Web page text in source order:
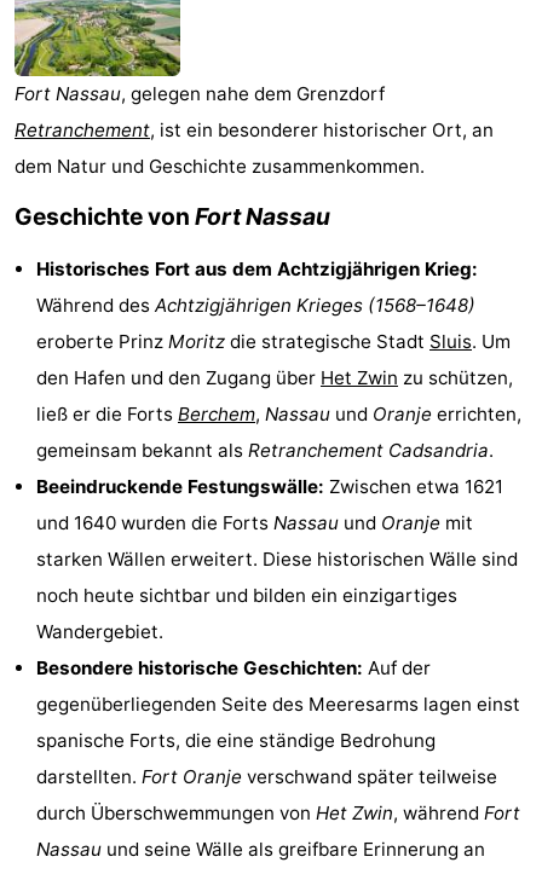
Beachside
Hotels
Zimmer
(mit
Lastminutes
tun
Museen
Denkmäler
Mühlen
Attraktionen
Rundfahrten
Bauernhöfe
Spielplätze
Indoor-
Spielplätze
Bowling
Minigolfplätze
Wellness-
Fort Nassau, gelegen nahe dem Grenzdorf
Retranchement, ist ein besonderer historischer Ort, an
dem Natur und Geschichte zusammenkommen.
Geschichte von Fort Nassau
Historisches Fort aus dem Achtzigjährigen Krieg:
Während des Achtzigjährigen Krieges (1568–1648)
eroberte Prinz Moritz die strategische Stadt Sluis. Um
den Hafen und den Zugang über Het Zwin zu schützen,
ließ er die Forts Berchem, Nassau und Oranje errichten,
gemeinsam bekannt als Retranchement Cadsandria.
Beeindruckende Festungswälle: Zwischen etwa 1621
und 1640 wurden die Forts Nassau und Oranje mit
starken Wällen erweitert. Diese historischen Wälle sind
noch heute sichtbar und bilden ein einzigartiges
Wandergebiet.
Besondere historische Geschichten: Auf der
gegenüberliegenden Seite des Meeresarms lagen einst
spanische Forts, die eine ständige Bedrohung
darstellten. Fort Oranje verschwand später teilweise
durch Überschwemmungen von Het Zwin, während Fort
Nassau und seine Wälle als greifbare Erinnerung an